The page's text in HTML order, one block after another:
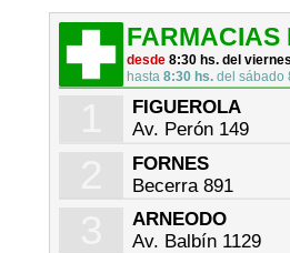
FARMACIAS
desde8:30 hs. del
hasta8:30 hs. del sábado
FIGUEROLA
Av. Perón 149
FORNES
Becerra 891
ARNEODO
Av. Balbín 1129